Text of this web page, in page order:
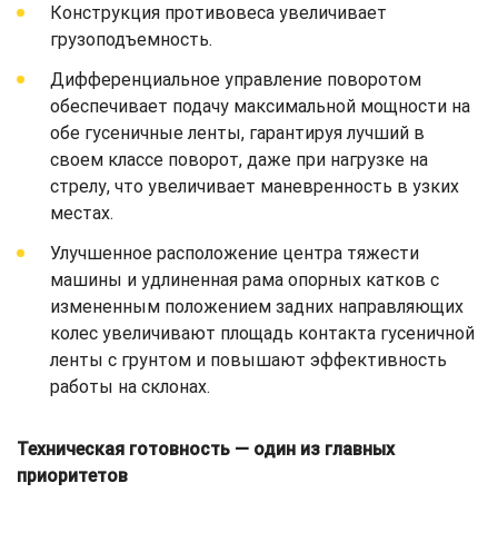
Конструкция противовеса увеличивает
грузоподъемность.
Дифференциальное управление поворотом
обеспечивает подачу максимальной мощности на
обе гусеничные ленты, гарантируя лучший в
своем классе поворот, даже при нагрузке на
стрелу, что увеличивает маневренность в узких
местах.
Улучшенное расположение центра тяжести
машины и удлиненная рама опорных катков с
измененным положением задних направляющих
колес увеличивают площадь контакта гусеничной
ленты с грунтом и повышают эффективность
работы на склонах.
Техническая готовность — один из главных
приоритетов